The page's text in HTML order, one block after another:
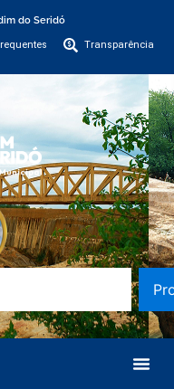
do Seridó
Transparência